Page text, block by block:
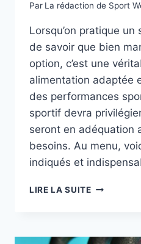
Par La rédaction de Sport
Lorsqu’on pratique
de savoir que bien
option, c’est une
alimentation adaptée
des performances
sportif devra
seront en adéquation
besoins. Au menu,
indiqués et
LIRE LA SUITE
QUELS